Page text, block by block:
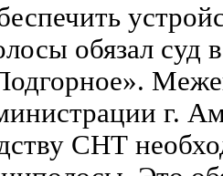
обязал суд
г.
СНТ